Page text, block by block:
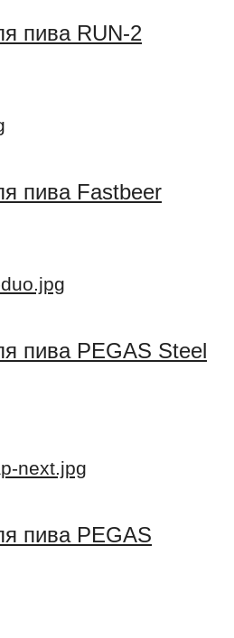
пива RUN-2
пива Fastbeer
пива PEGAS Steel
пива PEGAS